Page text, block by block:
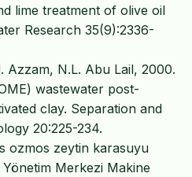
lime treatment of olive oil
Research 35(9):2336-
Azzam, N.L. Abu Lail, 2000.
wastewater post-
clay. Separation and
20:225-234.
ozmos zeytin karasuyu
Yönetim Merkezi Makine